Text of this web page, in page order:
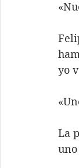
yo
La